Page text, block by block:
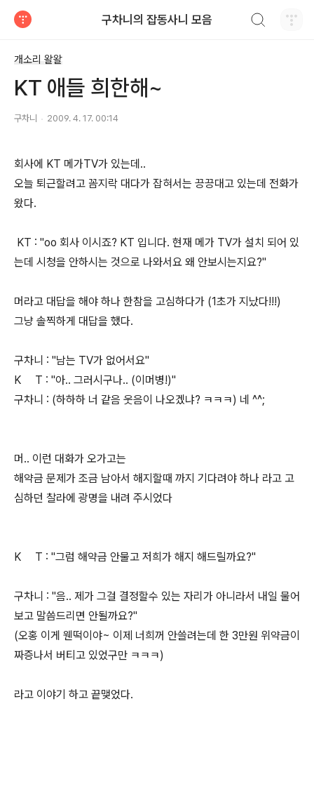
구차니의 잡동사니 모음
개소리 왈왈
KT 애들 희한해~
구차니 2009. 4. 17. 00:14
회사에 KT 메가TV가 있는데..
오늘 퇴근할려고 꼼지락 대다가 잡혀서는 끙끙대고 있는데 전화가
왔다.
KT : "oo 회사 이시죠? KT 입니다. 현재 메가 TV가 설치 되어 있
는데 시청을 안하시는 것으로 나와서요 왜 안보시는지요?"
머라고 대답을 해야 하나 한참을 고심하다가 (1초가 지났다!!!)
그냥 솔찍하게 대답을 했다.
구차니 : "남는 TV가 없어서요"
K T : "아.. 그러시구나.. (이머병!)"
구차니 : (하하하 너 같음 웃음이 나오겠냐? ㅋㅋㅋ) 네 ^^;
머.. 이런 대화가 오가고는
해약금 문제가 조금 남아서 해지할때 까지 기다려야 하나 라고 고
심하던 찰라에 광명을 내려 주시었다
K T : "그럼 해약금 안물고 저희가 해지 해드릴까요?"
구차니 : "음.. 제가 그걸 결정할수 있는 자리가 아니라서 내일 물어
보고 말씀드리면 안될까요?"
(오홍 이게 웬떡이야~ 이제 너희꺼 안쓸려는데 한 3만원 위약금이
짜증나서 버티고 있었구만 ㅋㅋㅋ)
라고 이야기 하고 끝맺었다.